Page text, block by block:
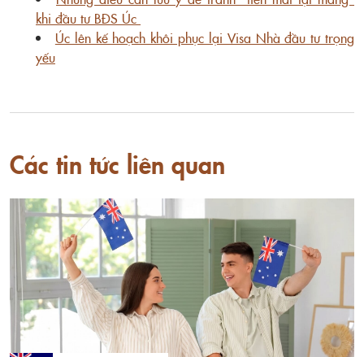
khi đầu tư BĐS Úc
Úc lên kế hoạch khôi phục lại Visa Nhà đầu tư trọng
yếu
Các tin tức liên quan